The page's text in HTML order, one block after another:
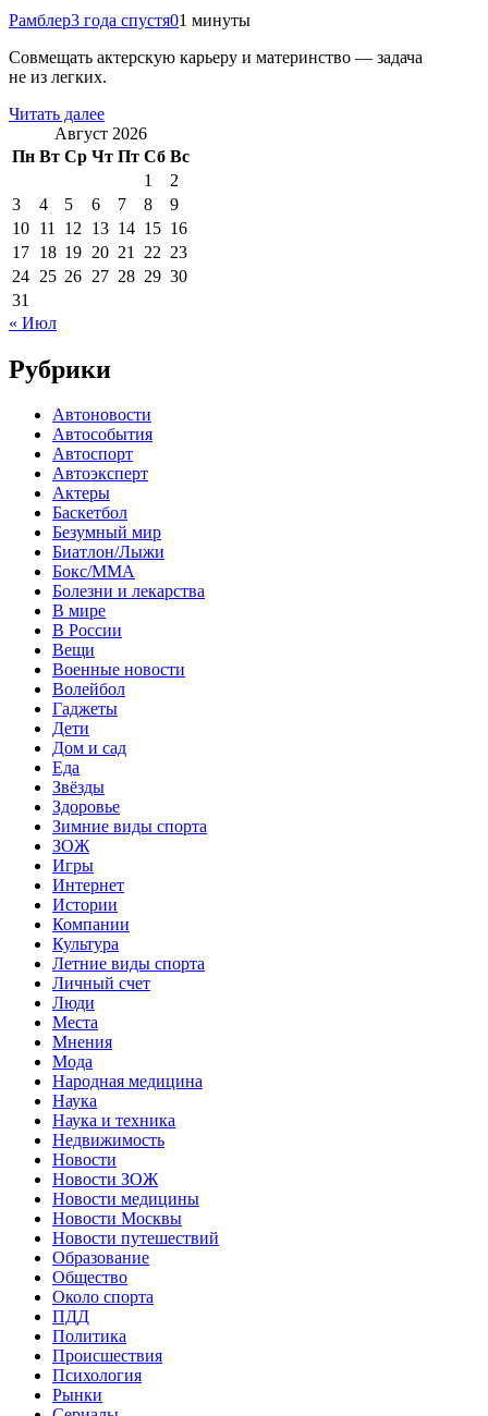
Рамблер3 года спустя01 минуты
Совмещать актерскую карьеру и материнство — задача
не из легких.
Читать далее
Август 2026
Пн Вт Ср Чт Пт Сб Вс
1
2
3
4 5 6 7 8
9
10 11 12 13 14 15 16
17 18 19 20 21 22 23
24 25 26 27 28 29 30
31
« Июл
Рубрики
Автоновости
Автособытия
Автоспорт
Автоэксперт
Актеры
Баскетбол
Безумный мир
Биатлон/Лыжи
Бокс/MMA
Болезни и лекарства
В мире
В России
Вещи
Военные новости
Волейбол
Гаджеты
Дети
Дом и сад
Еда
Звёзды
Здоровье
Зимние виды спорта
ЗОЖ
Игры
Интернет
Истории
Компании
Культура
Летние виды спорта
Личный счет
Люди
Места
Мнения
Мода
Народная медицина
Наука
Наука и техника
Недвижимость
Новости
Новости ЗОЖ
Новости медицины
Новости Москвы
Новости путешествий
Образование
Общество
Около спорта
ПДД
Политика
Происшествия
Психология
Рынки